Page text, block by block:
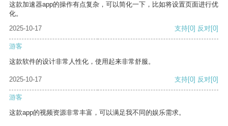
这款加速器app的操作有点复杂，可以简化一下，比如将设置页面进行优
化。
2025-10-17
支持[0] 反对[0]
游客
这款软件的设计非常人性化，使用起来非常舒服。
2025-10-17 支持[0] 反对[0]
游客
这款app的视频资源非常丰富，可以满足我不同的娱乐需求。